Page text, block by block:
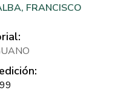
FRANCISCO